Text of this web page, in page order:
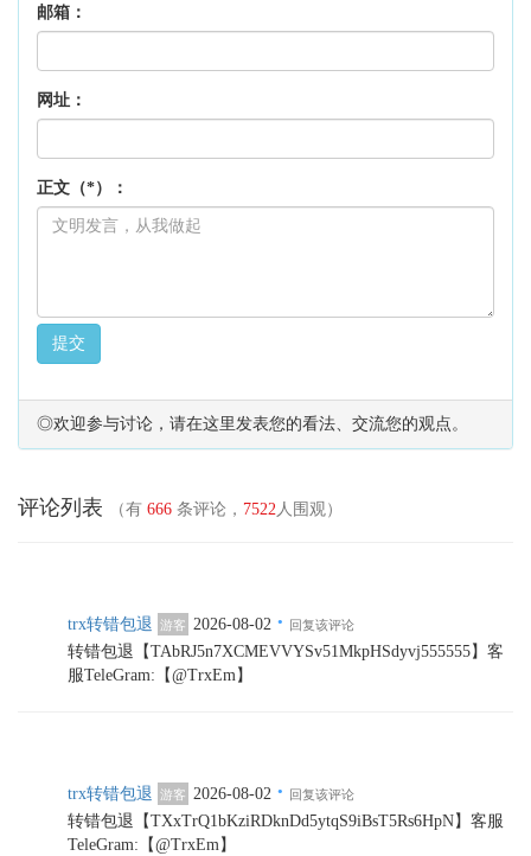
邮箱：
网址：
正文（*）：
提交
◎欢迎参与讨论，请在这里发表您的看法、交流您的观点。
评论列表 （有 666 条评论， 7522 人围观）
trx转错包退 游客 2026-08-02 · 回复该评论
转错包退【TAbRJ5n7XCMEVVYSv51MkpHSdyvj555555】客
服TeleGram:【@TrxEm】
trx转错包退 游客 2026-08-02 · 回复该评论
转错包退【TXxTrQ1bKziRDknDd5ytqS9iBsT5Rs6HpN】客服
TeleGram:【@TrxEm】